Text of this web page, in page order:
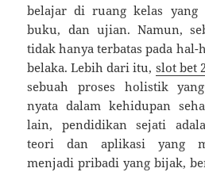
belajar di ruang kelas yang
buku, dan ujian. Namun,
tidak hanya terbatas pada
belaka. Lebih dari itu, slot bet
sebuah proses holistik
nyata dalam kehidupan
lain, pendidikan sejati
teori dan aplikasi yang
menjadi pribadi yang bijak,